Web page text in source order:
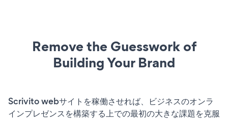
Remove the Guesswork of
Building Your Brand
Scrivito webサイトを稼働させれば、ビジネスのオンラ
インプレゼンスを構築する上での最初の大きな課題を克服